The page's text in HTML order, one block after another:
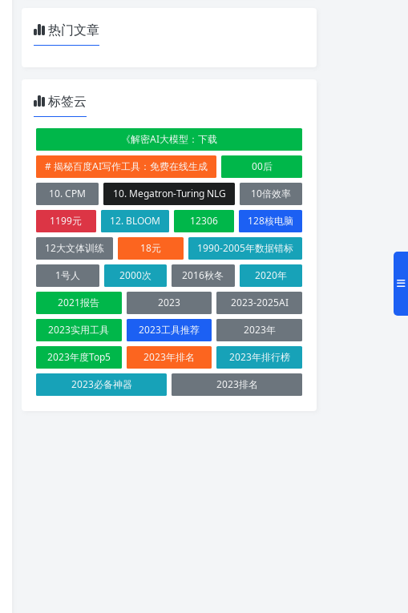
热门文章
标签云
《解密AI大模型：下载
# 揭秘百度AI写作工具：免费在线生成
00后
10. CPM
10. Megatron-Turing NLG
10倍效率
1199元
12. BLOOM 12306
128核电脑
12大文体训练
18元
1990-2005年数据错标
1号人
2000次 2016秋冬
2020年
2021报告
2023
2023-2025AI
2023实用工具
2023工具推荐
2023年
2023年度Top5
2023年排名
2023年排行榜
2023必备神器
2023排名